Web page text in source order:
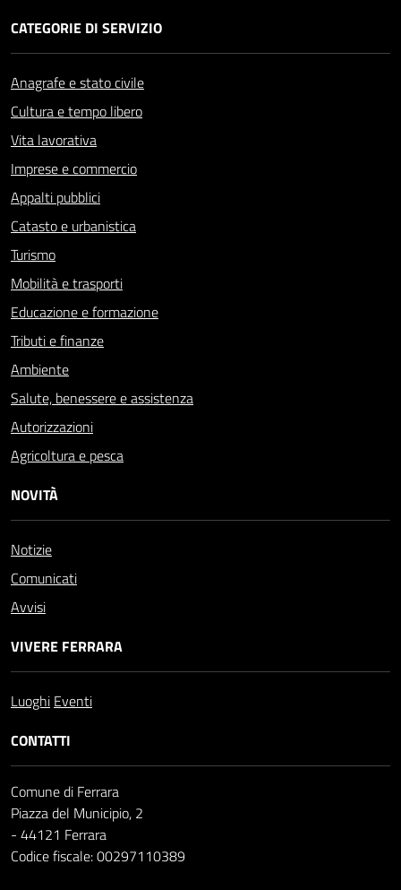
CATEGORIE DI SERVIZIO
Anagrafe e stato civile
Cultura e tempo libero
Vita lavorativa
Imprese e commercio
Appalti pubblici
Catasto e urbanistica
Turismo
Mobilità e trasporti
Educazione e formazione
Tributi e finanze
Ambiente
Salute, benessere e assistenza
Autorizzazioni
Agricoltura e pesca
NOVITÀ
Notizie
Comunicati
Avvisi
VIVERE FERRARA
Luoghi Eventi
CONTATTI
Comune di Ferrara
Piazza del Municipio, 2
- 44121 Ferrara
Codice fiscale: 00297110389